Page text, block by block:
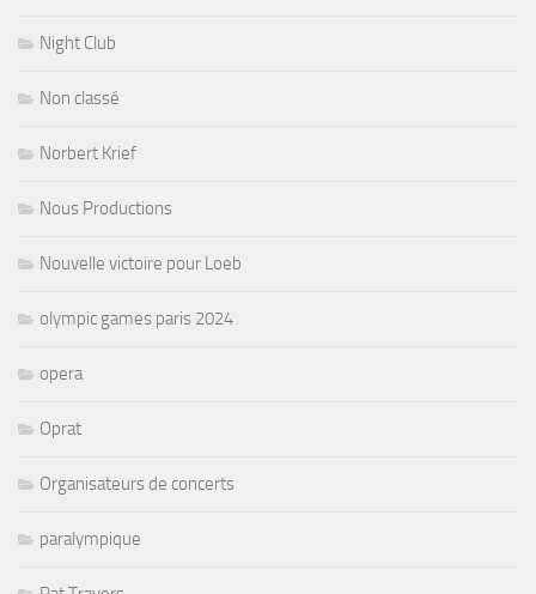
Night Club
Non classé
Norbert Krief
Nous Productions
Nouvelle victoire pour Loeb
olympic games paris 2024
opera
Oprat
Organisateurs de concerts
paralympique